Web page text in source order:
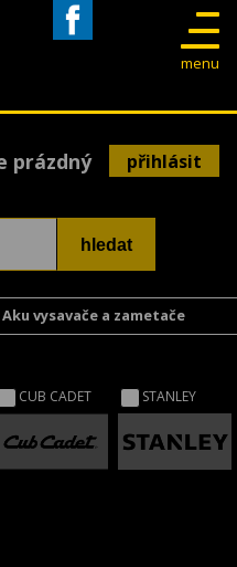
menu
prázdný přihlásit
Aku vysavače a zametače
CUB CADET STANLEY